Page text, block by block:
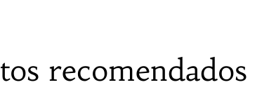
recomendados